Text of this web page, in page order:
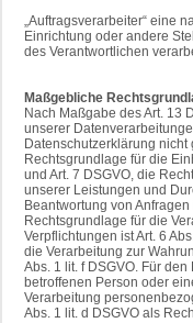
„Auftragsverarbeiter“ eine
Einrichtung oder andere
des Verantwortlichen
Maßgebliche
Nach Maßgabe des Art. 13
unserer
Datenschutzerklärung
Rechtsgrundlage für die
und Art. 7 DSGVO, die
unserer Leistungen und
Beantwortung von Anfragen
Rechtsgrundlage für die
Verpflichtungen ist Art. 6
die Verarbeitung zur
Abs. 1 lit. f DSGVO. Für
betroffenen Person oder
Verarbeitung
Abs. 1 lit. d DSGVO als